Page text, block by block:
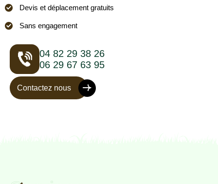
Devis et déplacement gratuits
Sans engagement
04 82 29 38 26
06 29 67 63 95
Contactez nous